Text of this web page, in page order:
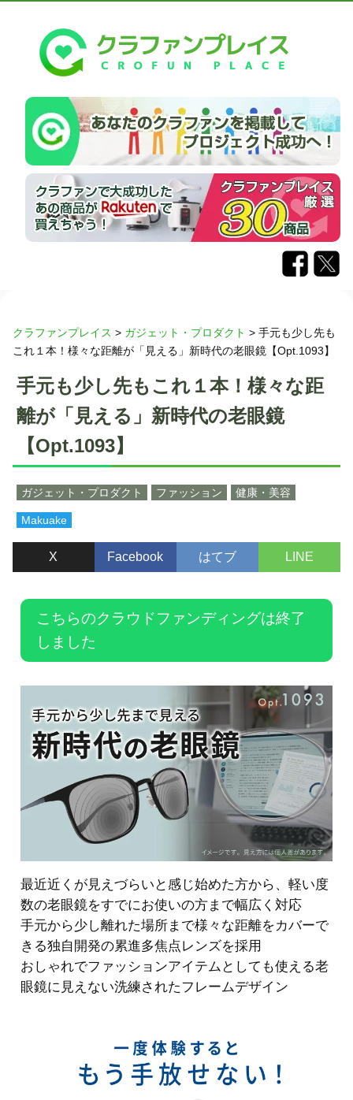
クラファンプレイス > ガジェット・プロダクト > 手元も少し先も
これ１本！様々な距離が「見える」新時代の老眼鏡【Opt.1093】
手元も少し先もこれ１本！様々な距
離が「見える」新時代の老眼鏡
【Opt.1093】
ガジェット・プロダクト ファッション 健康・美容
Makuake
X Facebook はてブ LINE
こちらのクラウドファンディングは終了
しました
最近近くが見えづらいと感じ始めた方から、軽い度
数の老眼鏡をすでにお使いの方まで幅広く対応
手元から少し離れた場所まで様々な距離をカバーで
きる独自開発の累進多焦点レンズを採用
おしゃれでファッションアイテムとしても使える⽼
眼鏡に⾒えない洗練されたフレームデザイン